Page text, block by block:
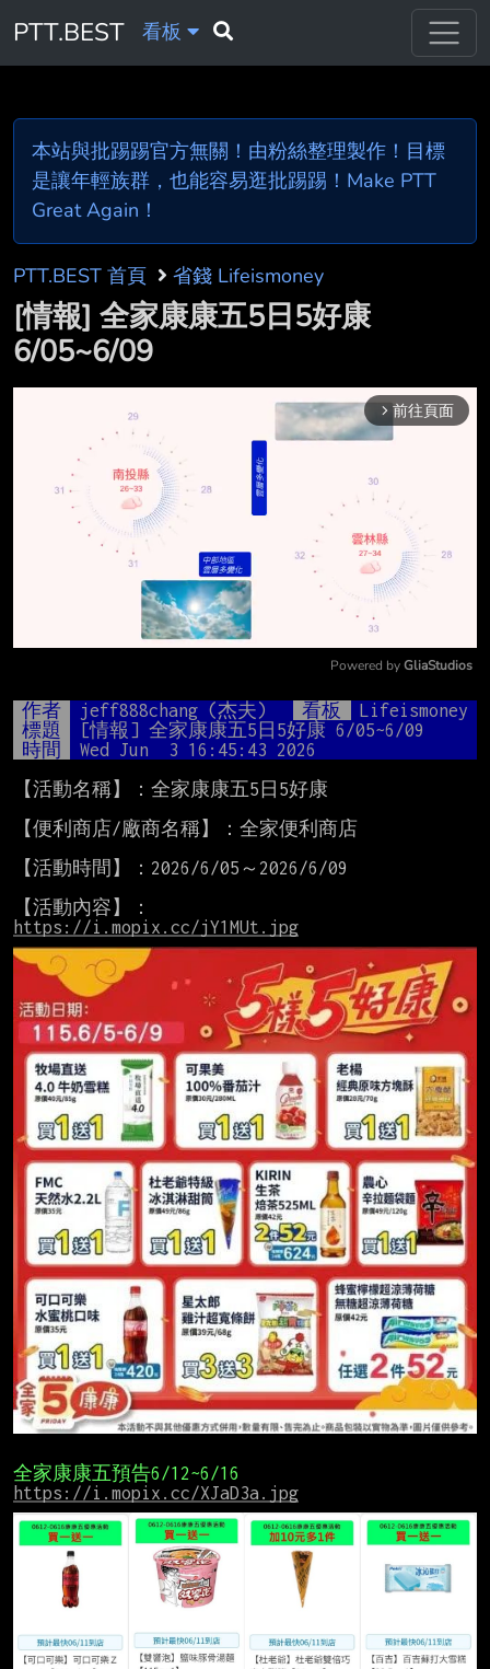
PTT.BEST 看板
本站與批踢踢官方無關！由粉絲整理製作！目標
是讓年輕族群，也能容易逛批踢踢！Make PTT
Great Again！
PTT.BEST 首頁 省錢 Lifeismoney
[情報] 全家康康五5日5好康
6/05~6/09
arrow_forward_ios 前往頁面
Mute
Powered by GliaStudios
作者 jeff888chang (杰夫) 看板
Lifeismoney
標題
[情報] 全家康康五5日5好康 6/05~6/09
時間
Wed Jun  3 16:45:43 2026
【活動名稱】：全家康康五5日5好康
【便利商店/廠商名稱】：全家便利商店
【活動時間】：2026/6/05～2026/6/09
https://i.mopix.cc/jY1MUt.jpg
全家康康五預告6/12~6/16
https://i.mopix.cc/XJaD3a.jpg